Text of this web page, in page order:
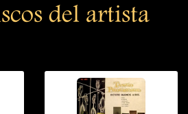
del artista